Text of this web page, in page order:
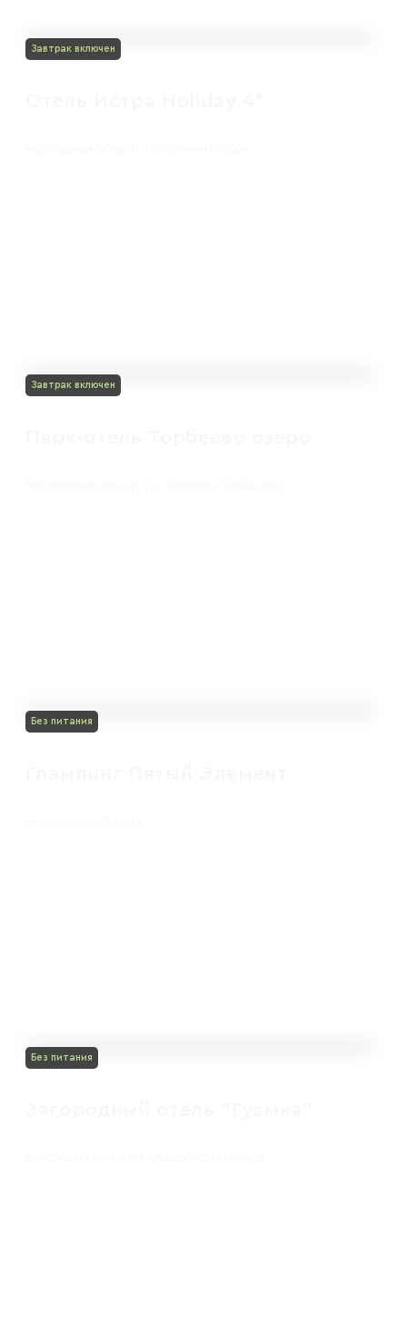
Завтрак включен
Завтрак включен
Без питания
Без питания